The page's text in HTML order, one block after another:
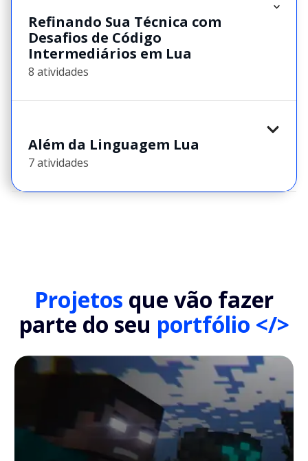
Refinando Sua Técnica com
Desafios de Código
Intermediários em Lua
8 atividades
Além da Linguagem Lua
7 atividades
Projetos que vão fazer
parte do seu portfólio </>